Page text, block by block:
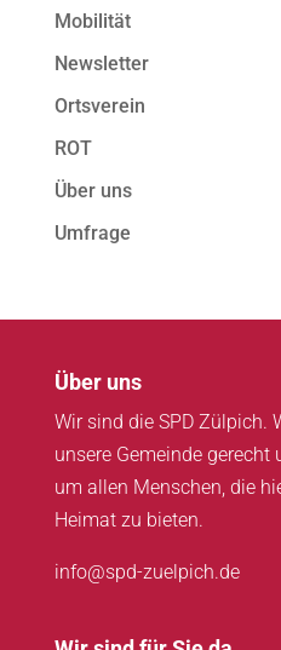
Mobilität
Newsletter
Ortsverein
ROT
Über uns
Umfrage
Über uns
Wir sind die SPD Zülpich.
unsere Gemeinde gerecht
um allen Menschen, die
Heimat zu bieten.
info@spd-zuelpich.de